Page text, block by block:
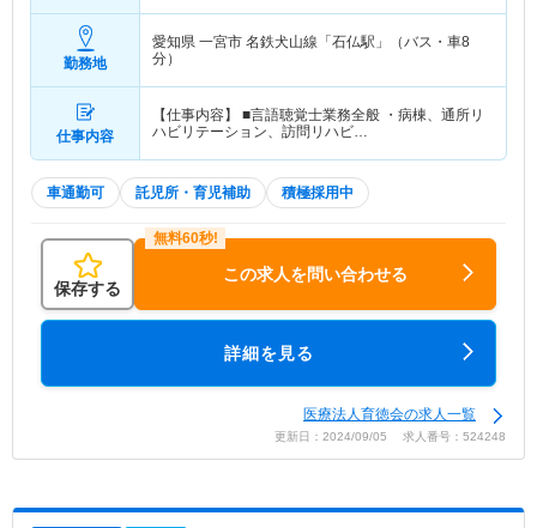
勤務地
愛知県 一宮市 名鉄犬山線「石仏駅」（バス・車8
分）
仕事内容
【仕事内容】 ■言語聴覚士業務全般 ・病棟、通所リ
ハビリテーション、訪問リハビ…
車通勤可 託児所・育児補助 積極採用中
保存する
この求人を問い合わせる
詳細を見る
医療法人育徳会の求人一覧
更新日：2024/09/05 求人番号：524248